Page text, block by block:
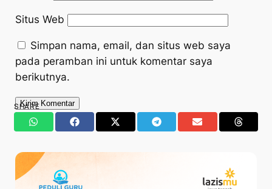
Situs Web
Simpan nama, email, dan situs web saya
pada peramban ini untuk komentar saya
berikutnya.
SHARE